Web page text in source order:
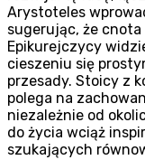
Arystoteles
sugerując, że
Epikurejczycy
cieszeniu się
przesady. Stoicy z
polega na
niezależnie od
do życia wciąż
szukających